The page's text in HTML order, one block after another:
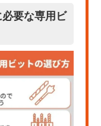
要な専用ビ